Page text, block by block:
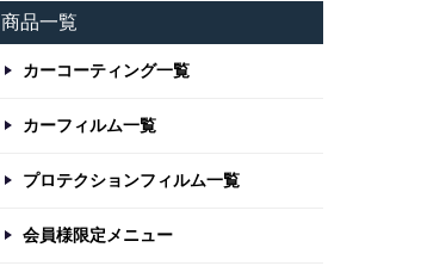
商品一覧
カーコーティング一覧
カーフィルム一覧
プロテクションフィルム一覧
会員様限定メニュー